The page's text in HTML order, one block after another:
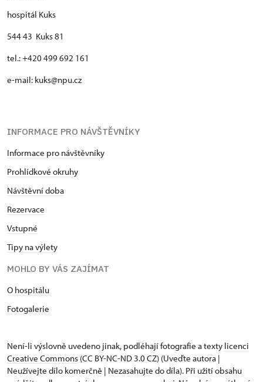
hospitál Kuks
544 43 Kuks 81
tel.: +420 499 692 161
e-mail: kuks@npu.cz
INFORMACE PRO NÁVŠTĚVNÍKY
Informace pro návštěvníky
Prohlídkové okruhy
Návštěvní doba
Rezervace
Vstupné
Tipy na výlety
MOHLO BY VÁS ZAJÍMAT
O hospitálu
Fotogalerie
Není-li výslovně uvedeno jinak, podléhají fotografie a texty licenci
Creative Commons (CC BY-NC-ND 3.0 CZ) (Uveďte autora |
Neužívejte dílo komerčně | Nezasahujte do díla). Při užití obsahu